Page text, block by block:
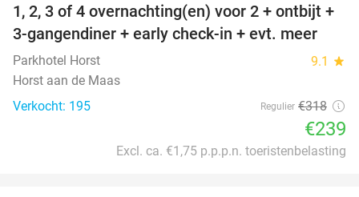
25%
1, 2, 3 of 4 overnachting(en) voor 2 + ontbijt +
3-gangendiner + early check-in + evt. meer
Parkhotel Horst 9.1 star
Horst aan de Maas
Verkocht: 195
Regulier €318
€239
Excl. ca. €1,75 p.p.p.n. toeristenbelasting